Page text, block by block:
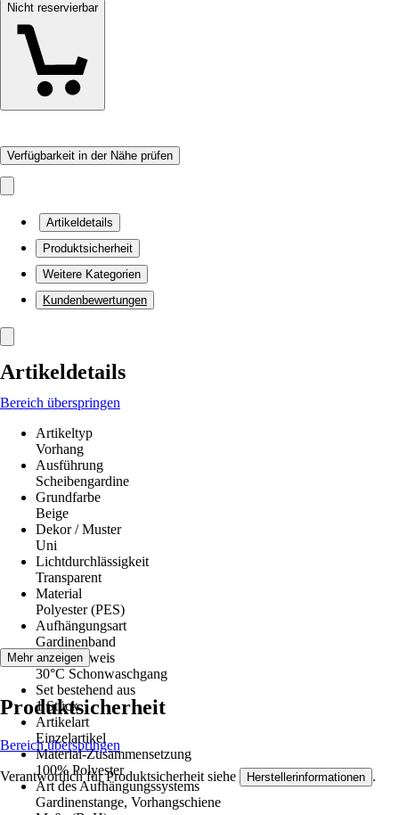
Nicht reservierbar
Verfügbarkeit in der Nähe prüfen
Artikeldetails
Produktsicherheit
Weitere Kategorien
Kundenbewertungen
Artikeldetails
Bereich überspringen
Artikeltyp
Vorhang
Ausführung
Scheibengardine
Grundfarbe
Beige
Dekor / Muster
Uni
Lichtdurchlässigkeit
Transparent
Material
Polyester (PES)
Aufhängungsart
Gardinenband
Pflegehinweis
30°C Schonwaschgang
Set bestehend aus
1 Stück
Artikelart
Einzelartikel
Material-Zusammensetzung
100% Polyester
Art des Aufhängungssystems
Gardinenstange, Vorhangschiene
Mehr anzeigen
Produktsicherheit
Bereich überspringen
Verantwortlich für Produktsicherheit siehe Herstellerinformationen .